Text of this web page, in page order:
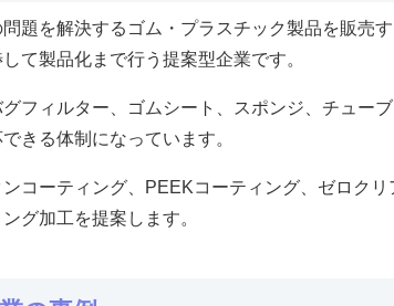
題を解決するゴム・プラスチック製品を販売
て製品化まで行う提案型企業です。
フィルター、ゴムシート、スポンジ、チュー
きる体制になっています。
コーティング、PEEKコーティング、ゼロク
グ加工を提案します。